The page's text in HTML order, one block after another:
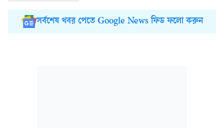
সর্বশেষ খবর পেতে Google News ফিড ফলো করুন